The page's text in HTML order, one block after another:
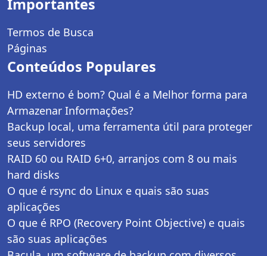
Importantes
Termos de Busca
Páginas
Conteúdos Populares
HD externo é bom? Qual é a Melhor forma para
Armazenar Informações?
Backup local, uma ferramenta útil para proteger
seus servidores
RAID 60 ou RAID 6+0, arranjos com 8 ou mais
hard disks
O que é rsync do Linux e quais são suas
aplicações
O que é RPO (Recovery Point Objective) e quais
são suas aplicações